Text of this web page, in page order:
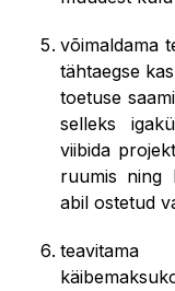
võimaldama
tähtaegse
toetuse
selleks
viibida
ruumis ning
abil ostetud